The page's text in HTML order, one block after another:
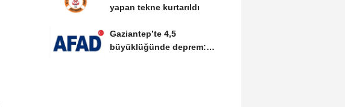
yapan tekne kurtarıldı
Gaziantep’te 4,5
büyüklüğünde deprem: